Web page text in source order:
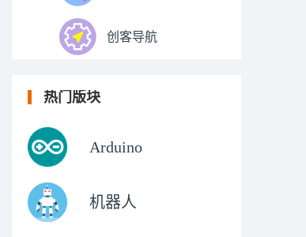
创客导航
热门版块
Arduino
机器人